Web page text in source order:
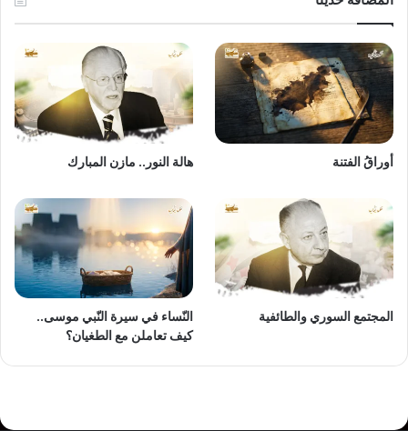
أوراقُ الفتنة هالة النور.. مازن المبارك
المجتمع السوري والطائفية
النّساء في سيرة النّبي موسى..
كيف تعاملن مع الطغيان؟